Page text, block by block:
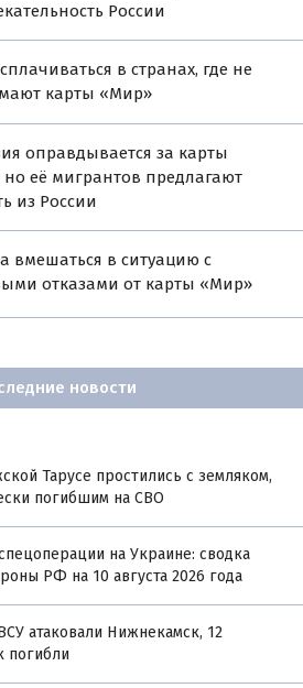
России
в странах, где не
карты «Мир»
оправдывается за карты
её мигрантов предлагают
из России
вмешаться в ситуацию с
отказами от карты «Мир»
новости
Тарусе простились с земляком,
погибшим на СВО
на Украине: сводка
РФ на 10 августа 2026 года
атаковали Нижнекамск, 12
погибли